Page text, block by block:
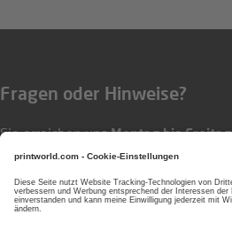
Fragen oder Hinweise?
Sie erreichen unsMontag bis Freitag
von 8:00 bis 17:00 Uhr
0800 292715